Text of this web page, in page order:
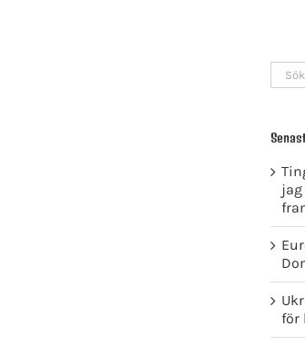
Sök
efter:
jag
för